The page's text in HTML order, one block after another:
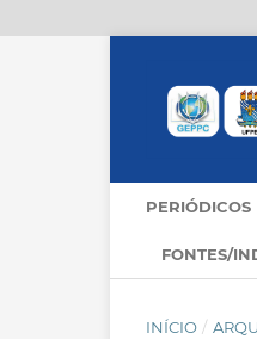
PERIÓDICOS
FONTES/
INÍCIO /